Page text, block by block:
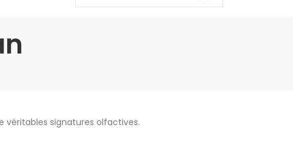
véritables signatures olfactives.